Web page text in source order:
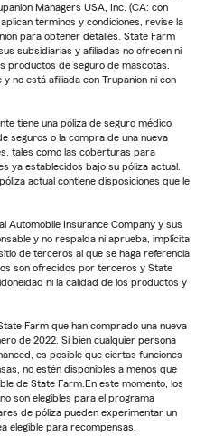
Managers USA, Inc. (CA: con
términos y condiciones, revise la
para obtener detalles. State Farm
subsidiarias y afiliadas no ofrecen ni
productos de seguro de mascotas.
no está afiliada con Trupanion ni con
tiene una póliza de seguro médico
seguros o la compra de una nueva
tales como las coberturas para
ya establecidos bajo su póliza actual.
actual contiene disposiciones que le
Automobile Insurance Company y sus
y no respalda ni aprueba, implícita
de terceros al que se haga referencia
son ofrecidos por terceros y State
ni la calidad de los productos y
Farm que han comprado una nueva
de 2022. Si bien cualquier persona
es posible que ciertas funciones
no estén disponibles a menos que
de State Farm.En este momento, los
son elegibles para el programa
de póliza pueden experimentar un
elegible para recompensas.